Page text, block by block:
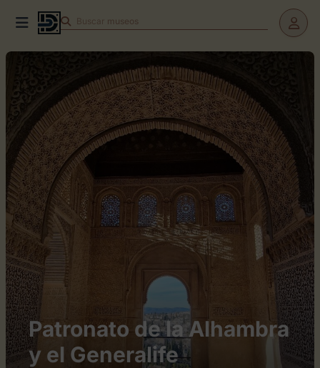
Buscar
Patronato de la Alhambra
y el Generalife